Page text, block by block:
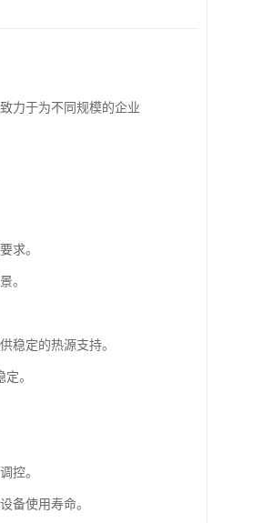
力于为不同规模的企业
求。
。
稳定的热源支持。
。
控。
备使用寿命。